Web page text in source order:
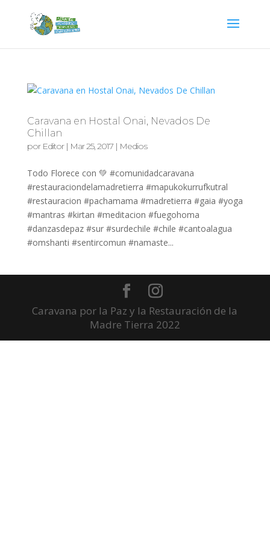
Caravana en Hostal Onai, Nevados De
Chillan
por Editor| Mar 25, 2017| Medios
Todo Florece con 💚 #comunidadcaravana
#restauraciondelamadretierra #mapukokurrufkutral
#restauracion #pachamama #madretierra #gaia #yoga
#mantras #kirtan #meditacion #fuegohoma
#danzasdepaz #sur #surdechile #chile #cantoalagua
#omshanti #sentircomun #namaste...
Caravana por la Paz y la Restauración de la
Madre Tierra 2022